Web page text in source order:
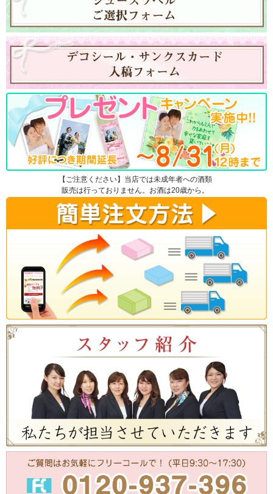
【ご注意ください】当店では未成年者への酒類
販売は行っておりません。お酒は20歳から。